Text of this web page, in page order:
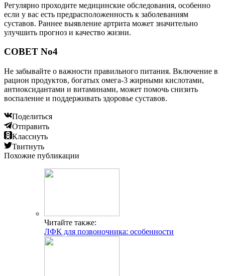
Регулярно проходите медицинские обследования, особенно
если у вас есть предрасположенность к заболеваниям
суставов. Раннее выявление артрита может значительно
улучшить прогноз и качество жизни.
СОВЕТ No4
Не забывайте о важности правильного питания. Включение в
рацион продуктов, богатых омега-3 жирными кислотами,
антиоксидантами и витаминами, может помочь снизить
воспаление и поддерживать здоровье суставов.
Поделиться
Отправить
Класснуть
Твитнуть
Похожие публикации
Читайте также:
ЛФК для позвоночника: особенности